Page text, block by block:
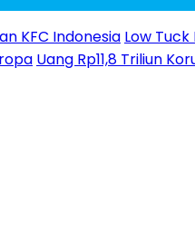
KFC Indonesia Low
Uang Rp11,8 Triliun